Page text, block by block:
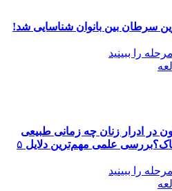
سرطان بین بانوان شناسایی شد!
را ببینید
در ادرار زنان چه زمانی طبیعی
علمی مهم‌ترین دلایل ۵
را ببینید